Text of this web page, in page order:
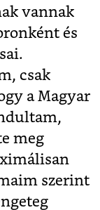
vannak
és
csak
a Magyar
meg
szerint